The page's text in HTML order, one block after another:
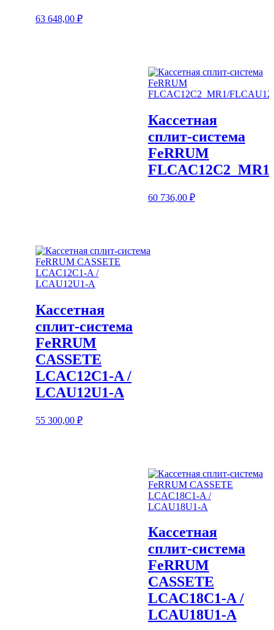
63 648,00 ₽
Кассетная
сплит-система
FeRRUM
60 736,00 ₽
Кассетная
сплит-система
FeRRUM
CASSETE
LCAC12C1-A /
LCAU12U1-A
55 300,00 ₽
Кассетная
сплит-система
FeRRUM
CASSETE
LCAC18C1-A /
LCAU18U1-A